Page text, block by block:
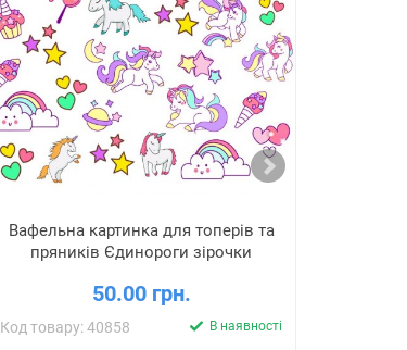
Вафельна картинка для топерів та
пряників Єдинороги зірочки
50.00 грн.
Код товару: 40858 В наявності